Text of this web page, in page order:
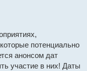
потенциально
анонсом дат
участие в них! Даты